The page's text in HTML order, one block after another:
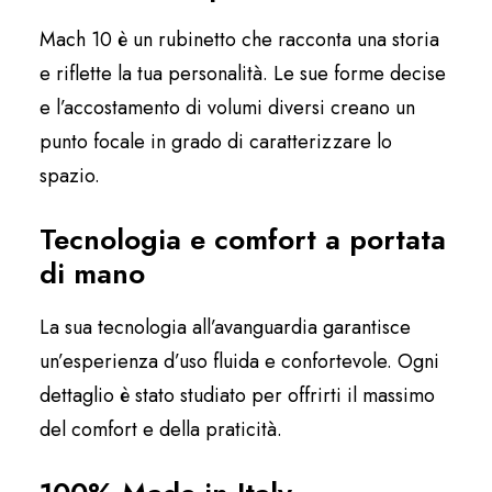
Mach 10 è un rubinetto che racconta una storia
e riflette la tua personalità. Le sue forme decise
e l’accostamento di volumi diversi creano un
punto focale in grado di caratterizzare lo
spazio.
Tecnologia e comfort a portata
di mano
La sua tecnologia all’avanguardia garantisce
un’esperienza d’uso fluida e confortevole. Ogni
dettaglio è stato studiato per offrirti il massimo
del comfort e della praticità.